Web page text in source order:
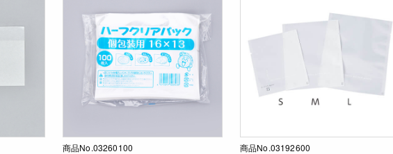
商品No.03260100 商品No.03192600